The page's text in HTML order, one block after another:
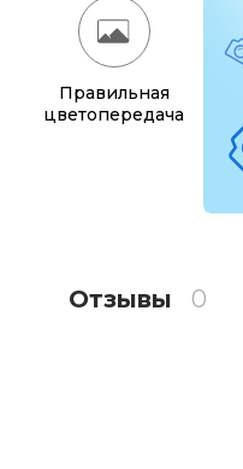
Правильная
цветопередача
Отзывы 0